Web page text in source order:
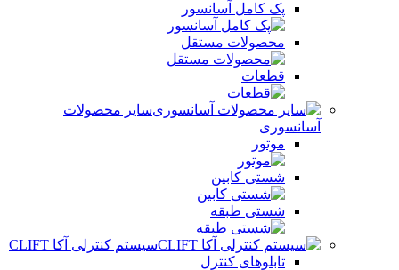
پک کامل آسانسور
محصولات مستقل
قطعات
سایر محصولات
آسانسوری
موتور
شستی کابین
شستی طبقه
سیستم کنترلی آکا CLIFT
تابلوهای کنترل